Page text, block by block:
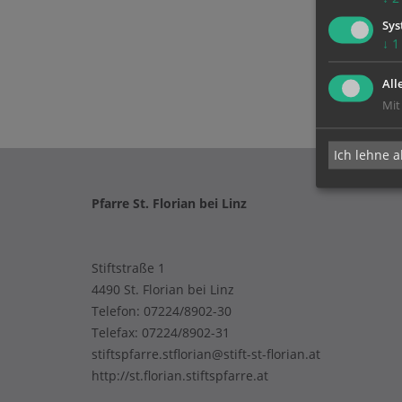
Pfarre St. Florian bei Linz
Stiftstraße 1
4490 St. Florian bei Linz
Telefon: 07224/8902-30
Telefax: 07224/8902-31
stiftspfarre.stflorian@stift-st-florian.at
http://st.florian.stiftspfarre.at
↓ 1
Mit
Ich lehne